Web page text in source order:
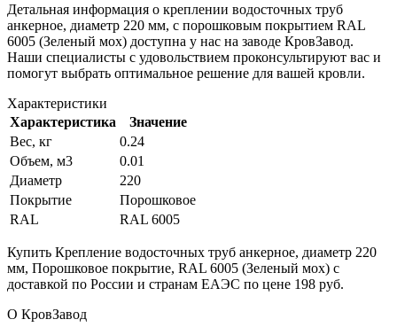
Детальная информация о креплении водосточных труб
анкерное, диаметр 220 мм, с порошковым покрытием RAL
6005 (Зеленый мох) доступна у нас на заводе КровЗавод.
Наши специалисты с удовольствием проконсультируют вас и
помогут выбрать оптимальное решение для вашей кровли.
Характеристики
Характеристика
Значение
Вес, кг
0.24
Объем, м3
0.01
Диаметр
220
Покрытие
Порошковое
RAL
RAL 6005
Купить Крепление водосточных труб анкерное, диаметр 220
мм, Порошковое покрытие, RAL 6005 (Зеленый мох) с
доставкой по России и странам ЕАЭС по цене 198 руб.
О КровЗавод